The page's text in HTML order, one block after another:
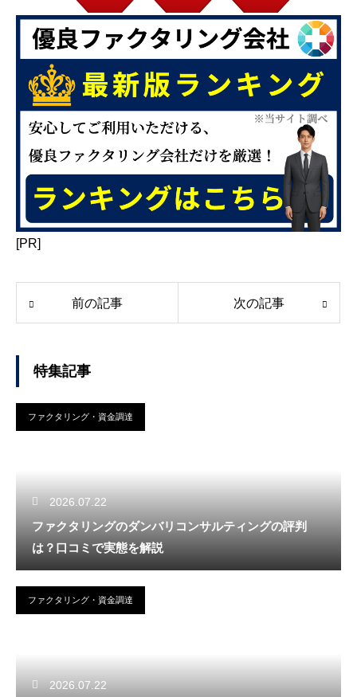
[PR]
前の記事 次の記事
特集記事
ファクタリング・資金調達
2026.07.22
ファクタリングのダンバリコンサルティングの評判
は？口コミで実態を解説
ファクタリング・資金調達
2026.07.22